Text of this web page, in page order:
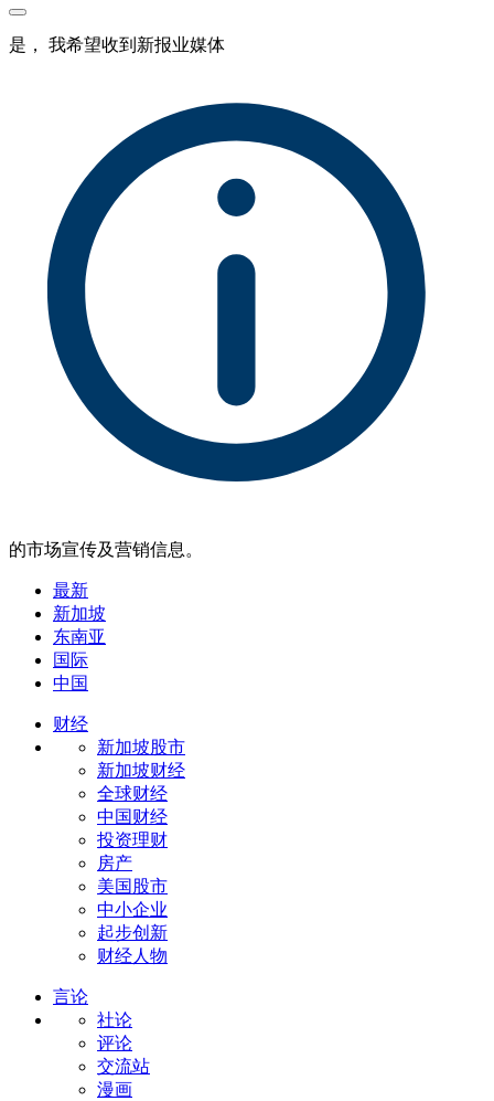
是， 我希望收到新报业媒体
的市场宣传及营销信息。
最新
新加坡
东南亚
国际
中国
财经
新加坡股市
新加坡财经
全球财经
中国财经
投资理财
房产
美国股市
中小企业
起步创新
财经人物
言论
社论
评论
交流站
漫画